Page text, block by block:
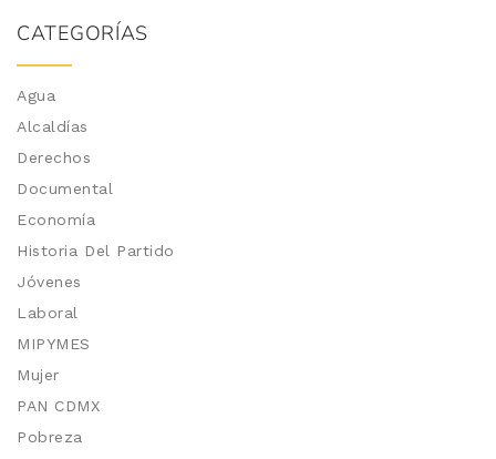
CATEGORÍAS
Agua
Alcaldías
Derechos
Documental
Economía
Historia Del Partido
Jóvenes
Laboral
MIPYMES
Mujer
PAN CDMX
Pobreza